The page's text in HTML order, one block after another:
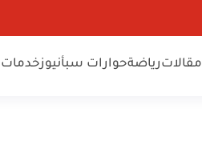
مقالاترياضةحوارات سبأنيوزخدمات